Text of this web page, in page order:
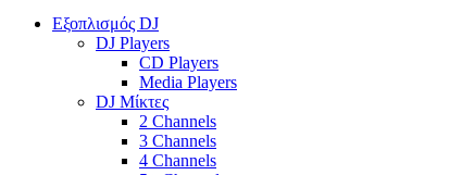
Εξοπλισμός DJ
DJ Players
CD Players
Media Players
DJ Μίκτες
2 Channels
3 Channels
4 Channels